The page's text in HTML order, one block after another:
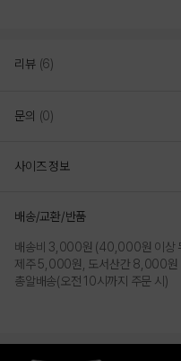
리뷰 (6)
문의 (0)
사이즈 정보
배송/교환/반품
배송비 3,000원 (40,000원 이상
제주 5,000원, 도서산간 8,000원
총알배송(오전 10시까지 주문 시)